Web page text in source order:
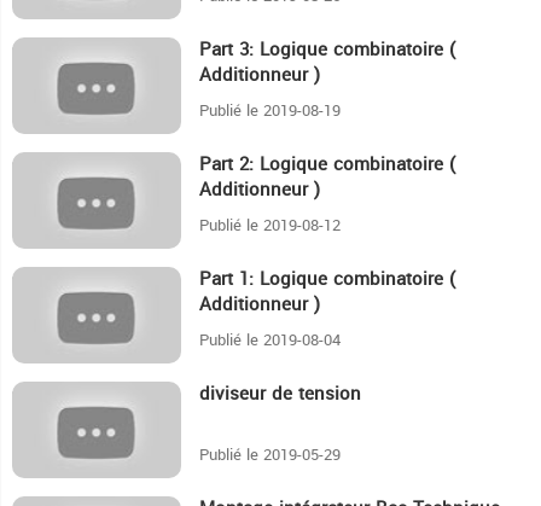
Part 3: Logique combinatoire (
Additionneur )
Publié le 2019-08-19
Part 2: Logique combinatoire (
Additionneur )
Publié le 2019-08-12
Part 1: Logique combinatoire (
Additionneur )
Publié le 2019-08-04
diviseur de tension
Publié le 2019-05-29